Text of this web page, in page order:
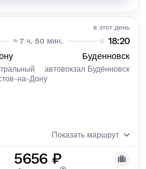
в этот день
≈ 7 ч. 50 мин. 18:20
Буденновск
на-Дону
автовокзал Будённовск
Показать маршрут
5656 ₽